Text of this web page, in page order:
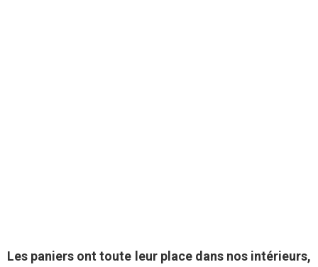
Les paniers ont toute leur place dans nos intérieurs,